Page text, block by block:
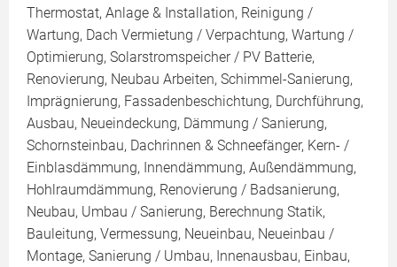
Thermostat, Anlage & Installation, Reinigung /
Wartung, Dach Vermietung / Verpachtung, Wartung /
Optimierung, Solarstromspeicher / PV Batterie,
Renovierung, Neubau Arbeiten, Schimmel-Sanierung,
Imprägnierung, Fassadenbeschichtung, Durchführung,
Ausbau, Neueindeckung, Dämmung / Sanierung,
Schornsteinbau, Dachrinnen & Schneefänger, Kern- /
Einblasdämmung, Innendämmung, Außendämmung,
Hohlraumdämmung, Renovierung / Badsanierung,
Neubau, Umbau / Sanierung, Berechnung Statik,
Bauleitung, Vermessung, Neueinbau, Neueinbau /
Montage, Sanierung / Umbau, Innenausbau, Einbau,